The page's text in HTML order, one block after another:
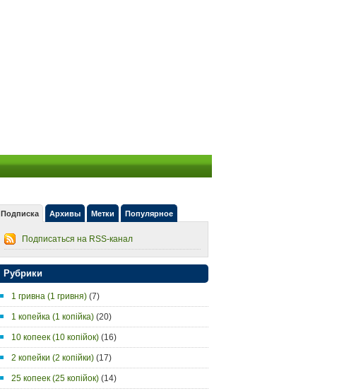
Подписка Архивы Метки Популярное
Подписаться на RSS-канал
Рубрики
1 гривна (1 гривня) (7)
1 копейка (1 копiйка) (20)
10 копеек (10 копiйок) (16)
2 копейки (2 копiйки) (17)
25 копеек (25 копiйок) (14)